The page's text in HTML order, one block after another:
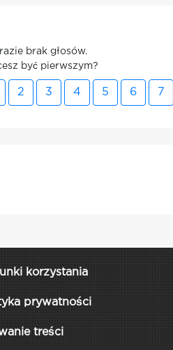
brak głosów.
być pierwszym?
2 3 4 5 6 7
korzystania
prywatności
treści